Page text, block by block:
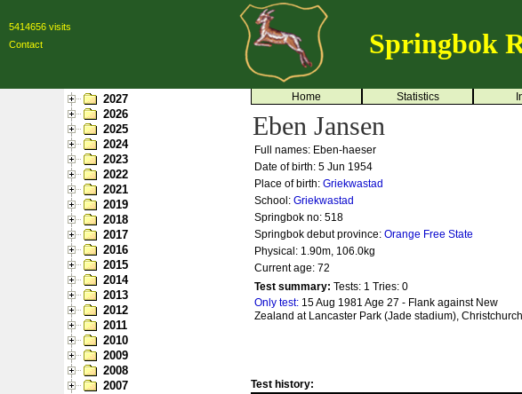
5414656 visits
Contact
Springbok
2027
2026
2025
2024
2023
2022
2021
2019
2018
2017
2016
2015
2014
2013
2012
2011
2010
2009
2008
2007
Home Statistics
Eben Jansen
Full names: Eben-haeser
Date of birth: 5 Jun 1954
Place of birth: Griekwastad
School: Griekwastad
Springbok no: 518
Springbok debut province: Orange Free State
Physical: 1.90m, 106.0kg
Current age: 72
Test summary: Tests: 1 Tries: 0
Only test: 15 Aug 1981 Age 27 - Flank against New
Zealand at Lancaster Park (Jade stadium), Christchurch
Test history: